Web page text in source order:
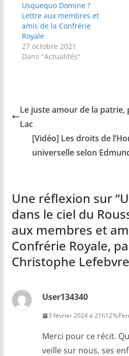
Usquequo Domine ?
Lettre aux membres et
amis de la Confrérie
Royale
27 octobre 2021
Dans "Actualités"
Le juste amour de la patrie,
Lac
[Vidéo] Les droits de
universelle selon
Une réflexion sur “
dans le ciel du
aux membres et
Confrérie Royale,
Christophe Lefebvre
User134340
3 février 2024 à 21h12
Merci pour ce récit.
veille sur nous, ses